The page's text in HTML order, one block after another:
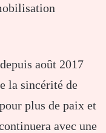
août 2017
la sincérité de
plus de paix et
avec une